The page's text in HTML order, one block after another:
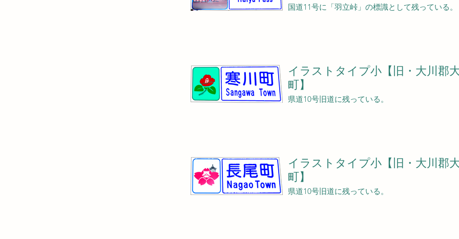
国道11号に「羽立峠」の標識として残っている。
イラストタイプ小【旧・大川郡
町】
県道10号旧道に残っている。
イラストタイプ小【旧・大川郡
町】
県道10号旧道に残っている。